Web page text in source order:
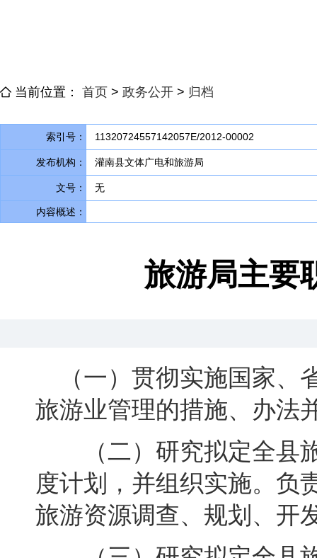
当前位置： 首页 > 政务公开 > 归档
索引号： 11320724557142057E/2012-00002
发布机构： 灌南县文体广电和旅游局
文号： 无
内容概述：
旅游局主要
（一）贯彻实施国家、
旅游业管理的措施、办法
（二）研究拟定全县
度计划，并组织实施。 负
旅游资源调查、规划、开